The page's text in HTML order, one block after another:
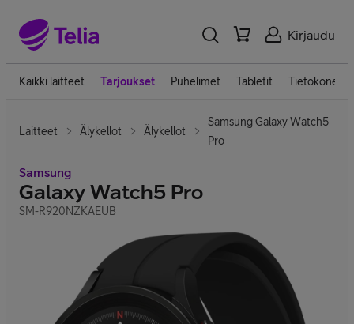
Kirjaudu
Kaikki laitteet Tarjoukset Puhelimet Tabletit Tietokoneet
Laitteet Älykellot Älykellot
Samsung Galaxy Watch5
Pro
Samsung
Galaxy Watch5 Pro
SM-R920NZKAEUB